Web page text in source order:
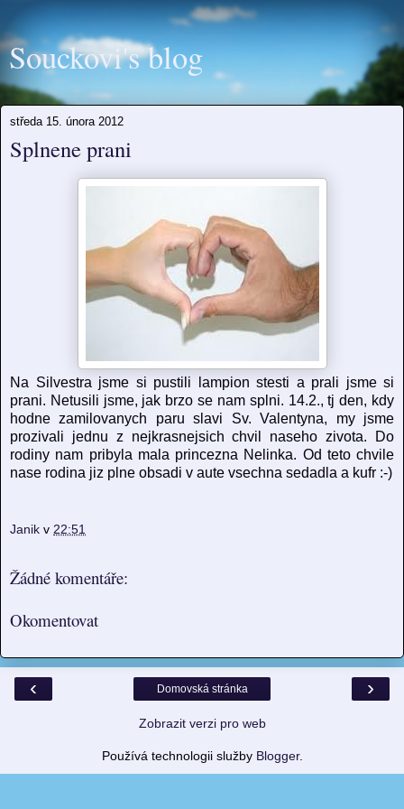
Souckovi's blog
středa 15. února 2012
Splnene prani
Na Silvestra jsme si pustili lampion stesti a prali jsme si
prani. Netusili jsme, jak brzo se nam splni. 14.2., tj den, kdy
hodne zamilovanych paru slavi Sv. Valentyna, my jsme
prozivali jednu z nejkrasnejsich chvil naseho zivota. Do
rodiny nam pribyla mala princezna Nelinka. Od teto chvile
nase rodina jiz plne obsadi v aute vsechna sedadla a kufr :-)
Janik v 22:51
Žádné komentáře:
Okomentovat
‹ ›
Domovská stránka
Zobrazit verzi pro web
Používá technologii služby Blogger.